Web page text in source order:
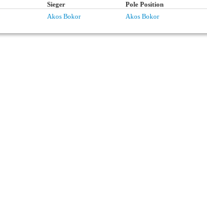
Sieger Pole Position
Akos Bokor Akos Bokor